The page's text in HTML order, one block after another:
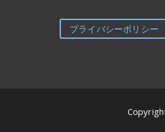
プライバシーポリシー